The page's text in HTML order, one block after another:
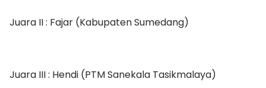
Juara II : Fajar (Kabupaten Sumedang)
Juara III : Hendi (PTM Sanekala Tasikmalaya)